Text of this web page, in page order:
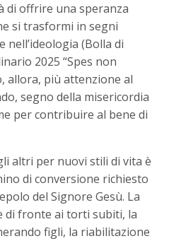
di offrire una speranza
si trasformi in segni
nell’ideologia (Bolla di
2025 “Spes non
allora, più attenzione al
segno della misericordia
per contribuire al bene di
altri per nuovi stili di vita è
di conversione richiesto
del Signore Gesù. La
di fronte ai torti subiti, la
figli, la riabilitazione